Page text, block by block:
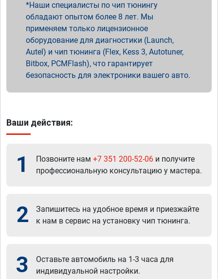
Наши специалисты по чип тюнингу
обладают опытом более 8 лет. Мы
применяем только лицензионное
оборудование для диагностики (Launch,
Autel) и чип тюнинга (Flex, Kess 3, Autotuner,
Bitbox, PCMFlash), что гарантирует
безопасность для электроники вашего авто.
Ваши действия:
1 Позвоните нам +7 351 200-52-06 и получите
профессиональную консультацию у мастера.
2
Запишитесь на удобное время и приезжайте
к нам в сервис на установку чип тюнинга.
3
Оставьте автомобиль на 1-3 часа для
индивидуальной настройки.